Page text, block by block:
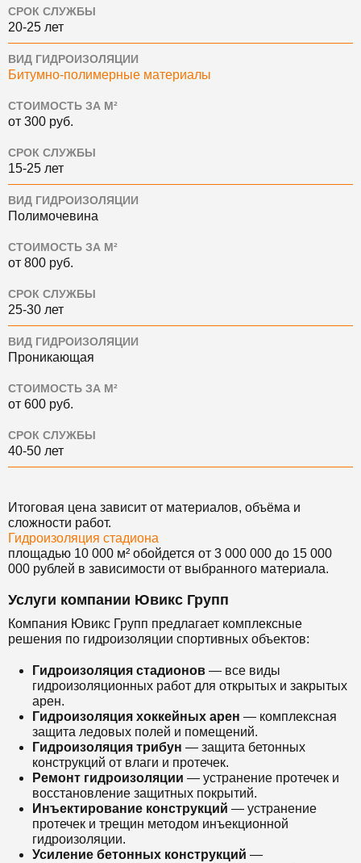
СРОК СЛУЖБЫ
20-25 лет
ВИД ГИДРОИЗОЛЯЦИИ
Битумно-полимерные материалы
СТОИМОСТЬ ЗА М²
от 300 руб.
СРОК СЛУЖБЫ
15-25 лет
ВИД ГИДРОИЗОЛЯЦИИ
Полимочевина
СТОИМОСТЬ ЗА М²
от 800 руб.
СРОК СЛУЖБЫ
25-30 лет
ВИД ГИДРОИЗОЛЯЦИИ
Проникающая
СТОИМОСТЬ ЗА М²
от 600 руб.
СРОК СЛУЖБЫ
40-50 лет
Итоговая цена зависит от материалов, объёма и
сложности работ.
Гидроизоляция стадиона
площадью 10 000 м² обойдется от 3 000 000 до 15 000
000 рублей в зависимости от выбранного материала.
Услуги компании Ювикс Групп
Компания Ювикс Групп предлагает комплексные
решения по гидроизоляции спортивных объектов:
Гидроизоляция стадионов — все виды
гидроизоляционных работ для открытых и закрытых
арен.
Гидроизоляция хоккейных арен — комплексная
защита ледовых полей и помещений.
Гидроизоляция трибун — защита бетонных
конструкций от влаги и протечек.
Ремонт гидроизоляции — устранение протечек и
восстановление защитных покрытий.
Инъектирование конструкций — устранение
протечек и трещин методом инъекционной
гидроизоляции.
Усиление бетонных конструкций —